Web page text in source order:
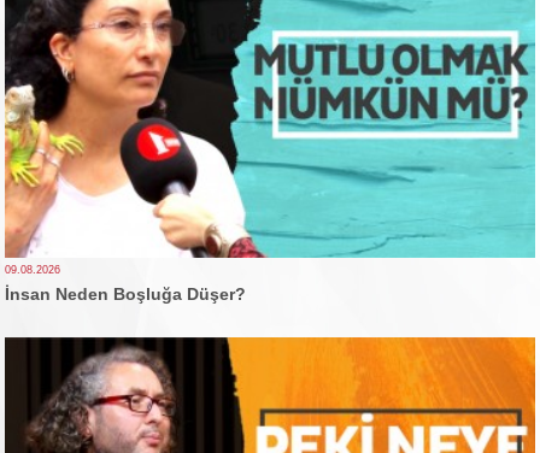
09.08.2026
İnsan Neden Boşluğa Düşer?